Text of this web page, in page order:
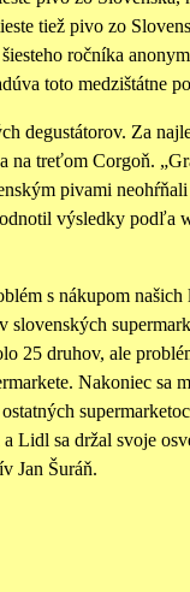
tiež pivo zo
ročníka
toto medzištátne
degustátorov. Za
na treťom Corgoň.
pivami
výsledky podľa
s nákupom
25 druhov, ale
Nakoniec sa
Lidl sa držal svoje
Jan Šuráň.